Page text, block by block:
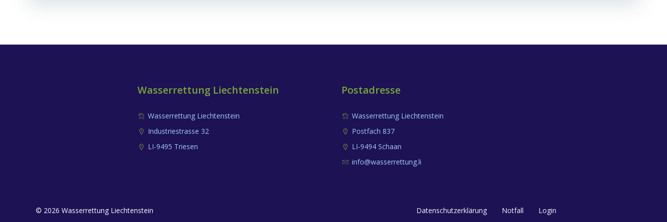
Wasserrettung Liechtenstein
Wasserrettung Liechtenstein
Industriestrasse 32
LI-9495 Triesen
Postadresse
Wasserrettung Liechtenstein
Postfach 837
LI-9494 Schaan
info@wasserrettung.li
© 2026 Wasserrettung Liechtenstein Datenschutzerklärung Notfall Login